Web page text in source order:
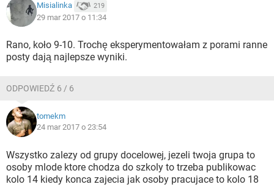
Misialinka 219
29 mar 2017 o 11:34
Rano, koło 9-10. Trochę eksperymentowałam z porami ranne
posty dają najlepsze wyniki.
ODPOWIEDŹ 6 / 6
tomekm
24 mar 2017 o 23:54
Wszystko zalezy od grupy docelowej, jezeli twoja grupa to
osoby mlode ktore chodza do szkoly to trzeba publikowac
kolo 14 kiedy konca zajecia jak osoby pracujace to kolo 18